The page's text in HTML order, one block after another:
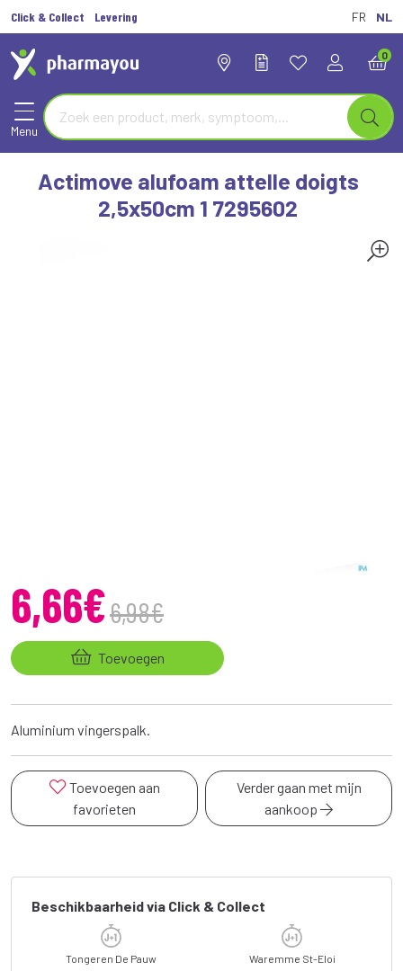
Click & Collect Levering FR NL
0
Menu
Actimove alufoam attelle doigts
2,5x50cm 1 7295602
6,66€6,98€
Toevoegen
Aluminium vingerspalk.
Toevoegen aan
favorieten
Verder gaan met mijn
aankoop
Beschikbaarheid via Click & Collect
Tongeren De Pauw Waremme St-Eloi